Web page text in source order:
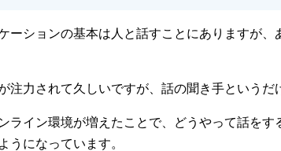
ーションの基本は人と話すことにありますが
注力されて久しいですが、話の聞き手というだ
ライン環境が増えたことで、どうやって話を
うになっています。